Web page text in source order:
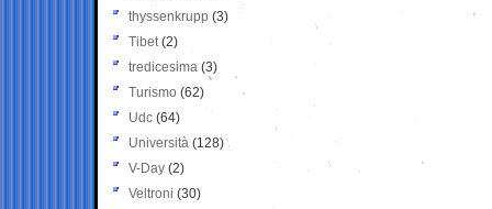
thyssenkrupp (3)
Tibet(2)
tredicesima (3)
Turismo (62)
Udc (64)
Università (128)
V-Day (2)
Veltroni (30)